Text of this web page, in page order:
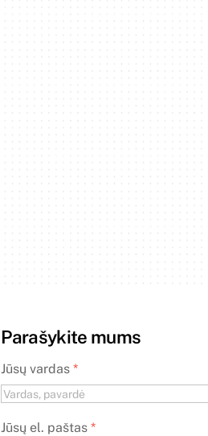
Parašykite mums
Jūsų vardas*
Jūsų el. paštas*